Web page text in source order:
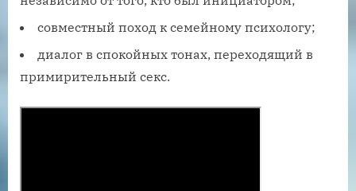
совместный поход к семейному психологу;
диалог в спокойных тонах, переходящий в
примирительный секс.